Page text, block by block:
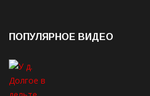
ПОПУЛЯРНОЕ ВИДЕО